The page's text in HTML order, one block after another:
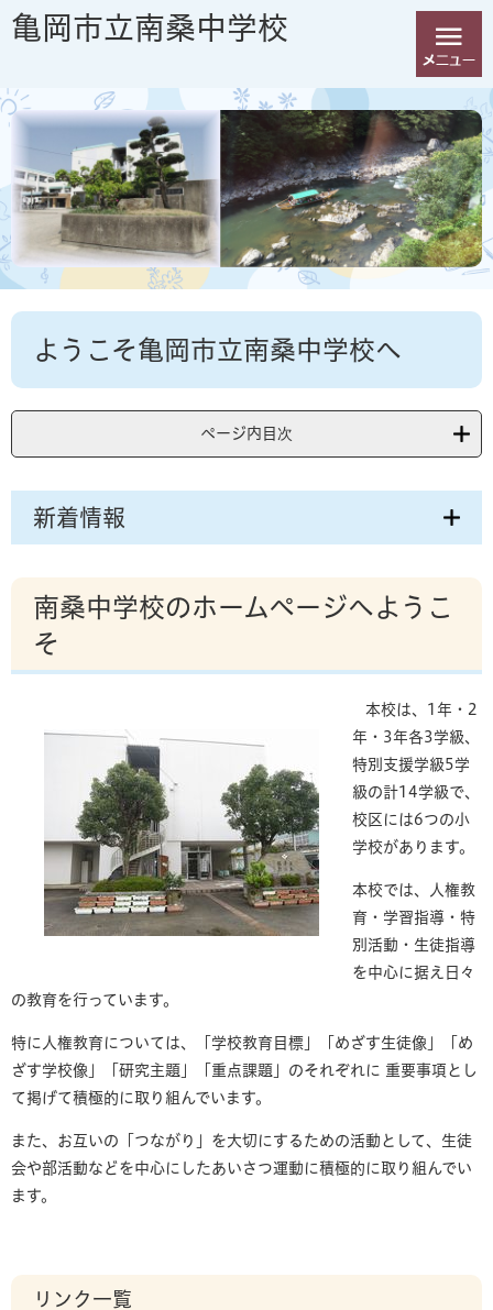
先
頭
す
を
飛
し
本
文
へ
亀岡市立南桑中学校
本
ようこそ亀岡市立南桑中学校へ
ページ内目次
新着情報
南桑中学校のホームページへようこ
そ
本校は、1年・2
年・3年各3学級、
特別支援学級5学
級の計14学級で、
校区には6つの小
学校があります。
本校では、人権教
育・学習指導・特
別活動・生徒指導
を中心に据え日々
の教育を行っています。
特に人権教育については、「学校教育目標」「めざす生徒像」「め
ざす学校像」「研究主題」「重点課題」のそれぞれに 重要事項とし
て掲げて積極的に取り組んでいます。
また、お互いの「つながり」を大切にするための活動として、生徒
会や部活動などを中心にしたあいさつ運動に積極的に取り組んでい
ます。
リンク一覧